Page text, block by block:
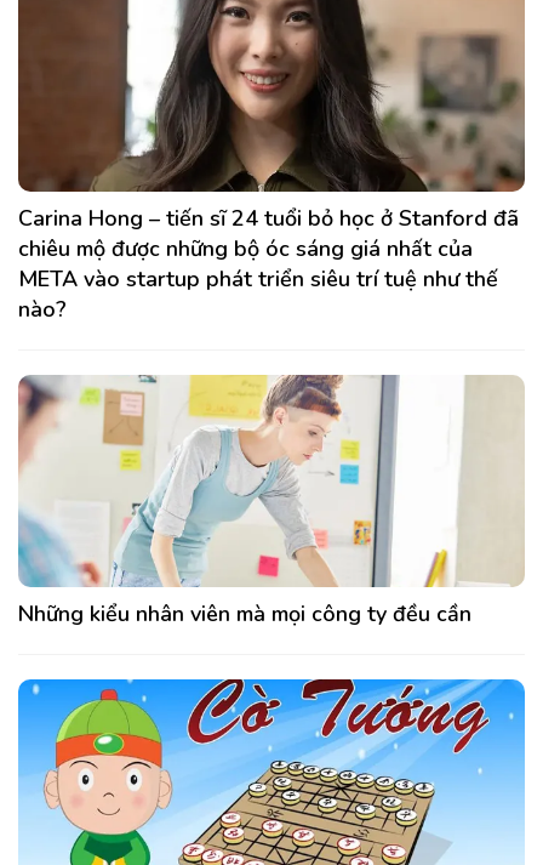
Carina Hong – tiến sĩ 24 tuổi bỏ học ở Stanford đã
chiêu mộ được những bộ óc sáng giá nhất của
META vào startup phát triển siêu trí tuệ như thế
nào?
Những kiểu nhân viên mà mọi công ty đều cần